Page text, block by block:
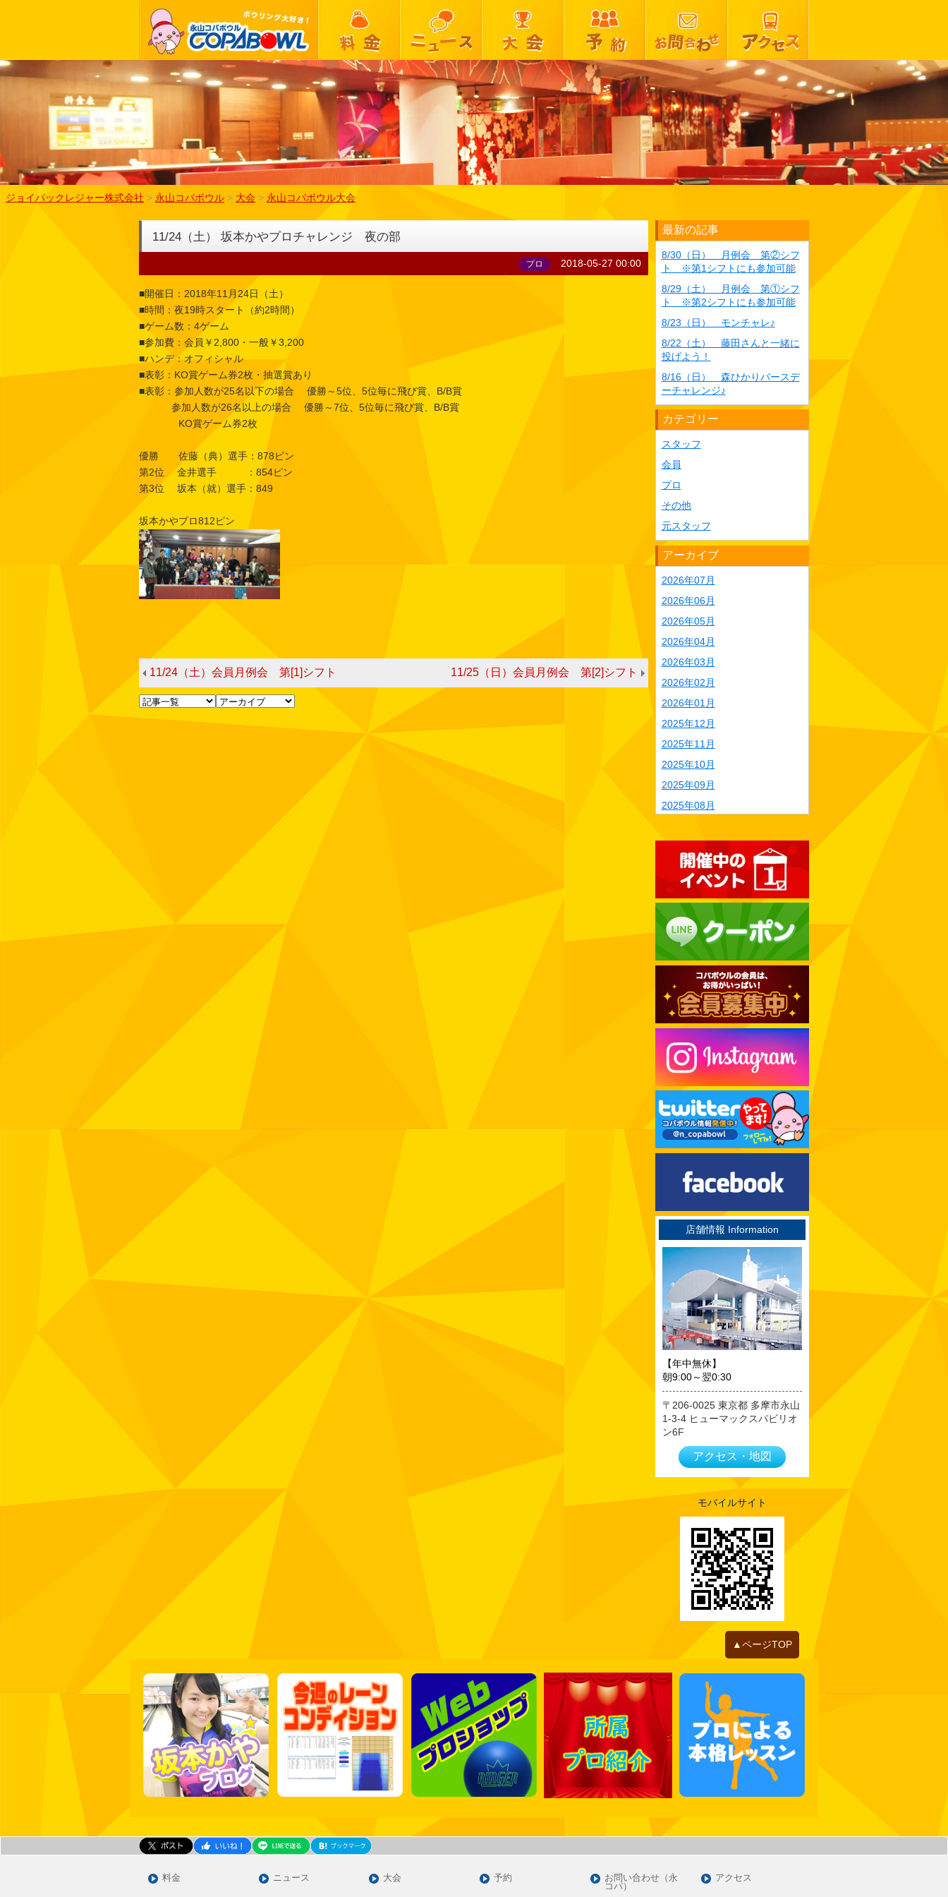
ジョイパックレジャー株式会社 > 永山コパボウル > 大会 > 永山コパボウル大会
11/24（土） 坂本かやプロチャレンジ 夜の部
プロ 2018-05-27 00:00
■開催日：2018年11月24日（土）
■時間：夜19時スタート（約2時間）
■ゲーム数：4ゲーム
■参加費：会員￥2,800・一般￥3,200
■ハンデ：オフィシャル
■表彰：KO賞ゲーム券2枚・抽選賞あり
■表彰：参加人数が25名以下の場合 優勝～5位、5位毎に飛び賞、B/B賞
参加人数が26名以上の場合 優勝～7位、5位毎に飛び賞、B/B賞
KO賞ゲーム券2枚
優勝 佐藤（典）選手：878ピン
第2位 金井選手 ：854ピン
第3位 坂本（就）選手：849
坂本かやプロ812ピン
11/24（土）会員月例会 第[1]シフト 11/25（日）会員月例会 第[2]シフト
最新の記事
8/30（日） 月例会 第②シフ
ト ※第1シフトにも参加可能
8/29（土） 月例会 第①シフ
ト ※第2シフトにも参加可能
8/23（日） モンチャレ♪
8/22（土） 藤田さんと一緒に
投げよう！
8/16（日） 森ひかりバースデ
ーチャレンジ♪
カテゴリー
スタッフ
会員
プロ
その他
元スタッフ
アーカイブ
2026年07月
2026年06月
2026年05月
2026年04月
2026年03月
2026年02月
2026年01月
2025年12月
2025年11月
2025年10月
2025年09月
2025年08月
2025年05月
2025年04月
2025年03月
2025年02月
2025年01月
2024年12月
2024年11月
2024年10月
2024年09月
2024年08月
2024年07月
2024年06月
2024年05月
2024年04月
2024年03月
2024年02月
2024年01月
2023年12月
2023年11月
2023年10月
2023年09月
2023年08月
2023年07月
2023年06月
2023年05月
2023年04月
2023年02月
2023年01月
2022年12月
2022年11月
2022年10月
2022年08月
2022年07月
2022年06月
2022年05月
2022年04月
2022年01月
2021年11月
2021年10月
2021年09月
2021年07月
2021年06月
2021年05月
2021年01月
店舗情報 Information
【年中無休】
朝9:00～翌0:30
206-0025 東京都 多摩市永山
1-3-4 ヒューマックスパビリオ
ン6F
アクセス・地図
モバイルサイト
▲ページTOP
料金 ニュース 大会 予約
お問い合わせ（永
コパ）
アクセス